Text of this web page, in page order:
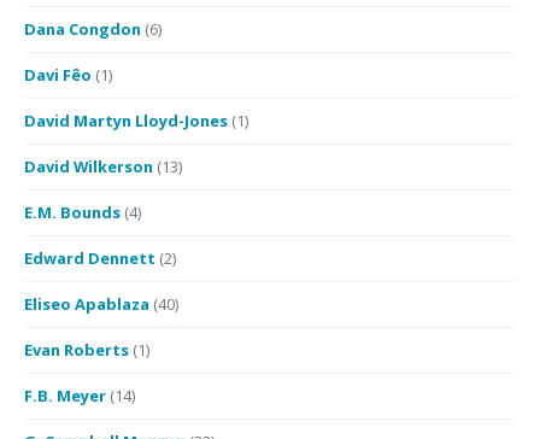
Dana Congdon (6)
Davi Fêo (1)
David Martyn Lloyd-Jones (1)
David Wilkerson (13)
E.M. Bounds (4)
Edward Dennett (2)
Eliseo Apablaza (40)
Evan Roberts (1)
F.B. Meyer (14)